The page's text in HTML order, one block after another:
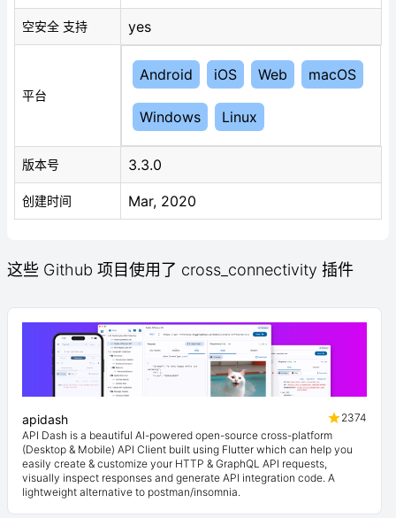
空安全 支持 yes
平台
Android iOS Web macOS
Windows Linux
版本号 3.3.0
创建时间 Mar, 2020
这些 Github 项目使用了 cross_connectivity 插件
apidash
2374
API Dash is a beautiful AI-powered open-source cross-platform
(Desktop & Mobile) API Client built using Flutter which can help you
easily create & customize your HTTP & GraphQL API requests,
visually inspect responses and generate API integration code. A
lightweight alternative to postman/insomnia.